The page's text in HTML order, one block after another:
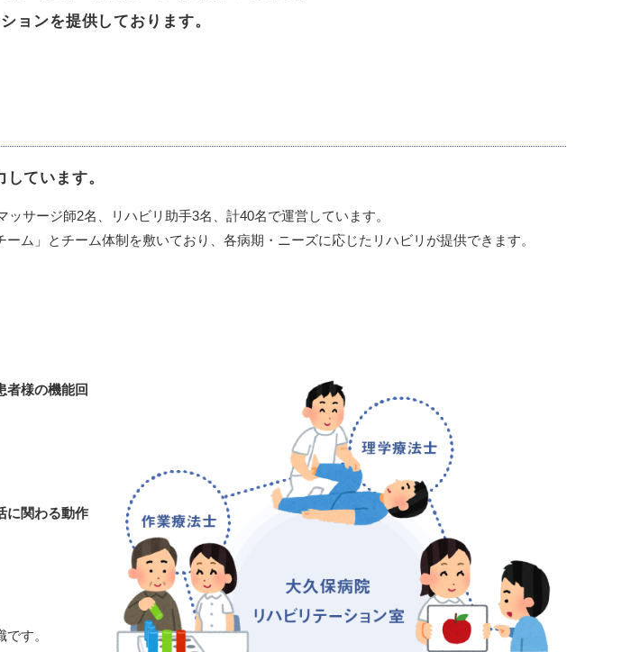
ョンを提供しております。
ています。
サージ師2名、リハビリ助手3名、計40名で運営しています。
ム」とチーム体制を敷いており、各病期・ニーズに応じたリハビリが提供できます。
者様の機能回
に関わる動作
です。